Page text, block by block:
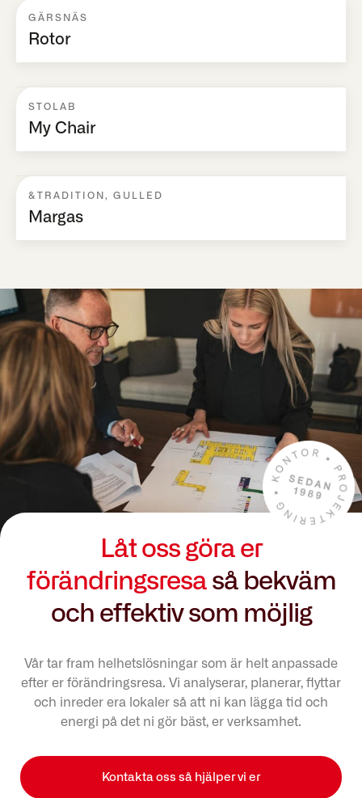
GÄRSNÄS
Rotor
STOLAB
My Chair
&TRADITION , GULLED
Margas
Låt oss göra er
förändringsresa så bekväm
och effektiv som möjlig
Vår tar fram helhetslösningar som är helt anpassade
efter er förändringsresa. Vi analyserar, planerar, flyttar
och inreder era lokaler så att ni kan lägga tid och
energi på det ni gör bäst, er verksamhet.
Kontakta oss så hjälper vi er